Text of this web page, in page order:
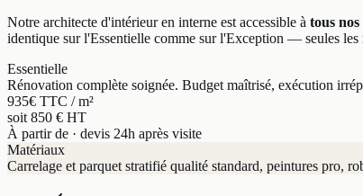
Notre architecte d'intérieur en interne est accessible à tous nos
identique sur l'Essentielle comme sur l'Exception — seules les
Essentielle
Rénovation complète soignée. Budget maîtrisé, exécution
935€ TTC / m²
soit 850 € HT
À partir de · devis 24h après visite
Matériaux
Carrelage et parquet stratifié qualité standard, peintures pro,